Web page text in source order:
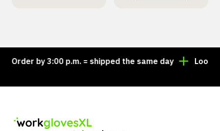
by 3:00 p.m. = shipped the same day Looking